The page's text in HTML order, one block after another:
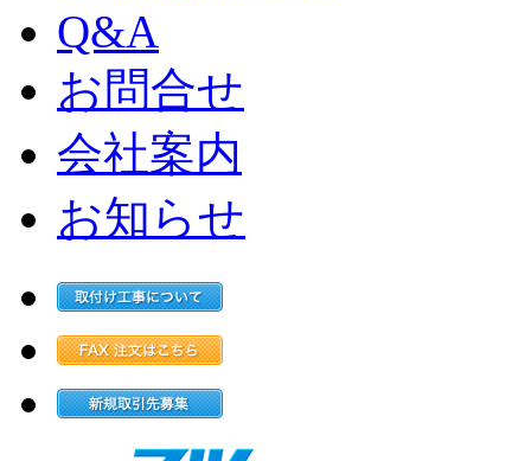
Q&A
お問合せ
会社案内
お知らせ